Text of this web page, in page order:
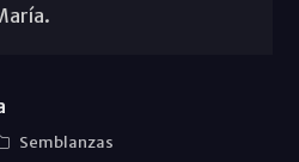
Semblanzas